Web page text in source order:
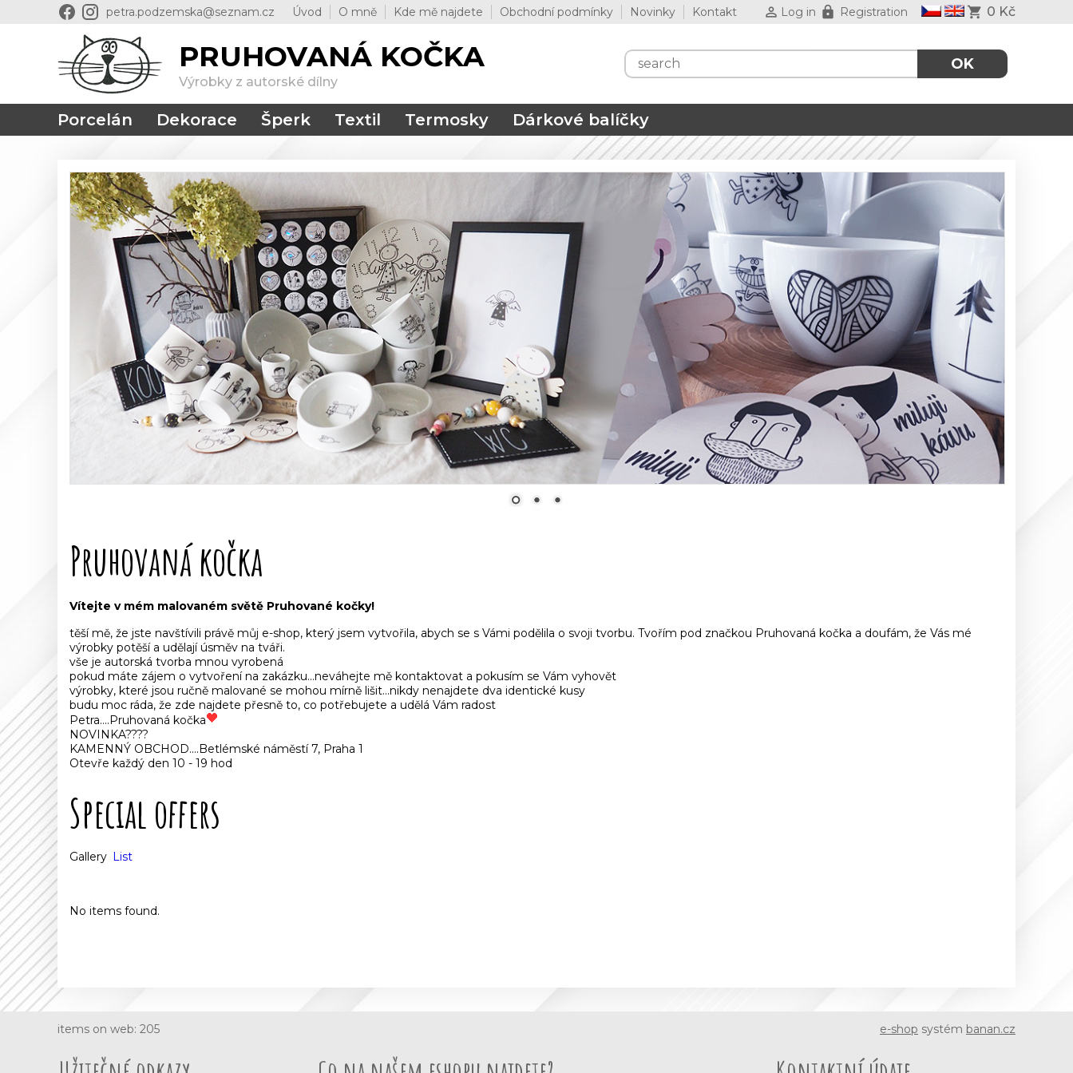
petra.podzemska@seznam.cz Úvod O mně Kde mě najdete Obchodní podmínky Novinky Kontakt Log in Registration 0 Kč
PRUHOVANÁ KOČKA
Výrobky z autorské dílny
Porcelán Dekorace Šperk Textil Termosky Dárkové balíčky
Pruhovaná kočka
Vítejte v mém malovaném světě Pruhované kočky!
těší mě, že jste navštívili právě můj e-shop, který jsem vytvořila, abych se s Vámi podělila o svoji tvorbu. Tvořím pod značkou Pruhovaná kočka a doufám, že Vás mé
výrobky potěší a udělají úsměv na tváři.
vše je autorská tvorba mnou vyrobená
pokud máte zájem o vytvoření na zakázku...neváhejte mě kontaktovat a pokusím se Vám vyhovět
výrobky, které jsou ručně malované se mohou mírně lišit...nikdy nenajdete dva identické kusy
budu moc ráda, že zde najdete přesně to, co potřebujete a udělá Vám radost
Petra....Pruhovaná kočka
NOVINKA????
KAMENNÝ OBCHOD....Betlémské náměstí 7, Praha 1
Otevře každý den 10 - 19 hod
Special offers
Gallery List
No items found.
items on web: 205 e-shop systém banan.cz